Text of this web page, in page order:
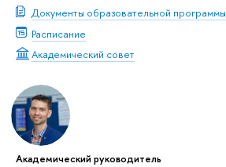
Документы образовательной программы
Расписание
Академический совет
Академический руководитель